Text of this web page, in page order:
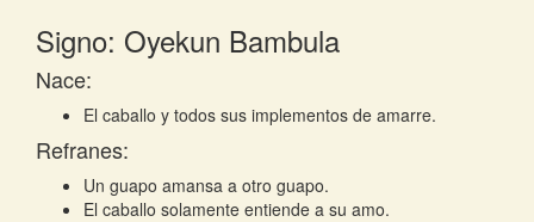
Signo: Oyekun Bambula
Nace:
El caballo y todos sus implementos de amarre.
Refranes:
Un guapo amansa a otro guapo.
El caballo solamente entiende a su amo.